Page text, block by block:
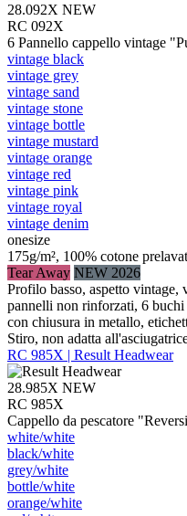
28.092X NEW
RC 092X
6 Pannello cappello vintage
vintage black
vintage grey
vintage sand
vintage stone
vintage bottle
vintage mustard
vintage orange
vintage red
vintage pink
vintage royal
vintage denim
onesize
175g/m², 100% cotone
Tear Away NEW 2026
Profilo basso, aspetto vintage,
pannelli non rinforzati, 6
con chiusura in metallo,
Stiro, non adatta
RC 985X | Result Headwear
28.985X NEW
RC 985X
Cappello da pescatore
white/​white
black/​white
grey/​white
bottle/​white
orange/​white